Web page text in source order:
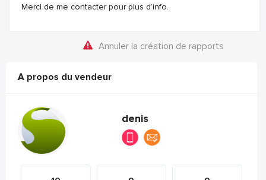
Merci de me contacter pour plus d’info.
Annuler la création de rapports
A propos du vendeur
denis